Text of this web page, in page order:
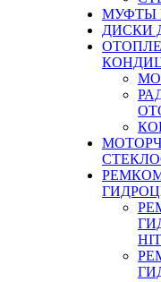
МУФТЫ
ДИСКИ